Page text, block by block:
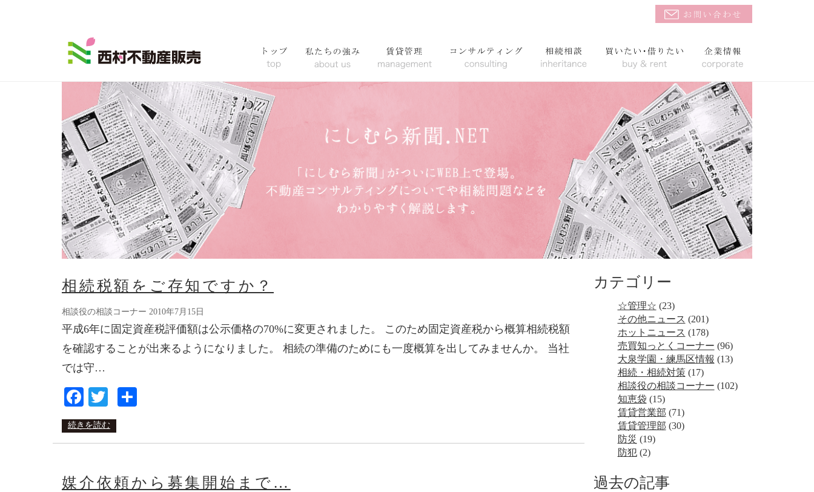
相続税額をご存知ですか？
相談役の相談コーナー 2010年7月15日
平成6年に固定資産税評価額は公示価格の70%に変更されました。 このため固定資産税から概算相続税額
を確認することが出来るようになりました。 相続の準備のためにも一度概算を出してみませんか。 当社
では守…
Facebook
Twitter
続きを読む
媒介依頼から募集開始まで…
カテゴリー
☆管理☆ (23)
その他ニュース (201)
ホットニュース (178)
売買知っとくコーナー (96)
大泉学園・練馬区情報 (13)
相続・相続対策(17)
相談役の相談コーナー (102)
知恵袋 (15)
賃貸営業部 (71)
賃貸管理部 (30)
防災 (19)
防犯(2)
過去の記事